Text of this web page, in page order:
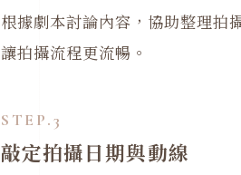
根據劇本討論內容，協助整理拍
讓拍攝流程更流暢。
3
敲定拍攝日期與動線